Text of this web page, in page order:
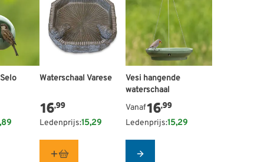
van de gekozen opties op de productpagina
Waterschaal Varese
16,99
Ledenprijs:15,29
Vesi hangende
waterschaal
De prijs is afhankelijk van de
Vanaf16,99
Ledenprijs:15,29
Configure